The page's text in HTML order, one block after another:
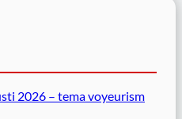
2026 – tema voyeurism